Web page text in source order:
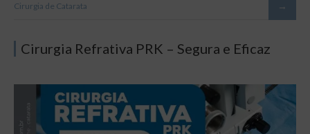
Cirurgia de Catarata
Cirurgia Refrativa PRK – Segura e Eficaz